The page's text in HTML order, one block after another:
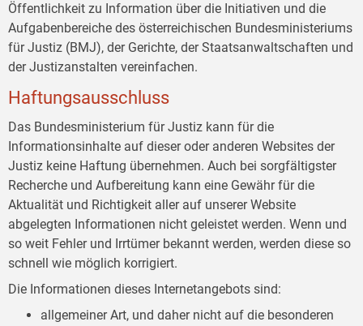
Öffentlichkeit zu Information über die Initiativen und die
Aufgabenbereiche des österreichischen Bundesministeriums
für Justiz (BMJ), der Gerichte, der Staatsanwaltschaften und
der Justizanstalten vereinfachen.
Haftungsausschluss
Das Bundesministerium für Justiz kann für die
Informationsinhalte auf dieser oder anderen Websites der
Justiz keine Haftung übernehmen. Auch bei sorgfältigster
Recherche und Aufbereitung kann eine Gewähr für die
Aktualität und Richtigkeit aller auf unserer Website
abgelegten Informationen nicht geleistet werden. Wenn und
so weit Fehler und Irrtümer bekannt werden, werden diese so
schnell wie möglich korrigiert.
Die Informationen dieses Internetangebots sind:
allgemeiner Art, und daher nicht auf die besonderen